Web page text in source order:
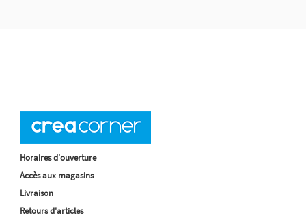
Horaires d'ouverture
Accès aux magasins
Livraison
Retours d'articles